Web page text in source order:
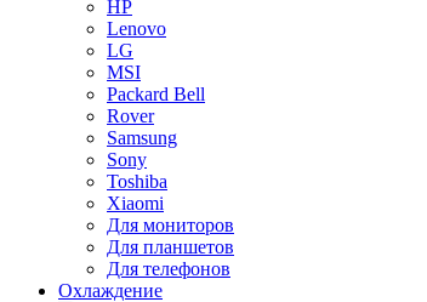
HP
Lenovo
LG
MSI
Packard Bell
Rover
Samsung
Sony
Toshiba
Xiaomi
Для мониторов
Для планшетов
Для телефонов
Охлаждение